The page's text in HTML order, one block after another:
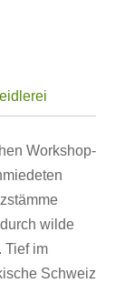
Workshop-
wilde
Tief im
Schweiz